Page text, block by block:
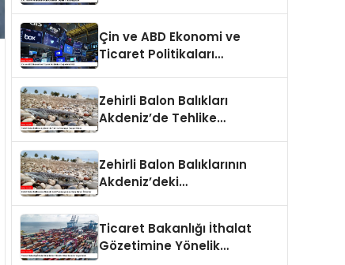
Çin ve ABD Ekonomi ve
Ticaret Politikaları
Zehirli Balon Balıkları
Akdeniz’de Tehlike
Zehirli Balon Balıklarının
Akdeniz’deki
Ticaret Bakanlığı İthalat
Gözetimine Yönelik